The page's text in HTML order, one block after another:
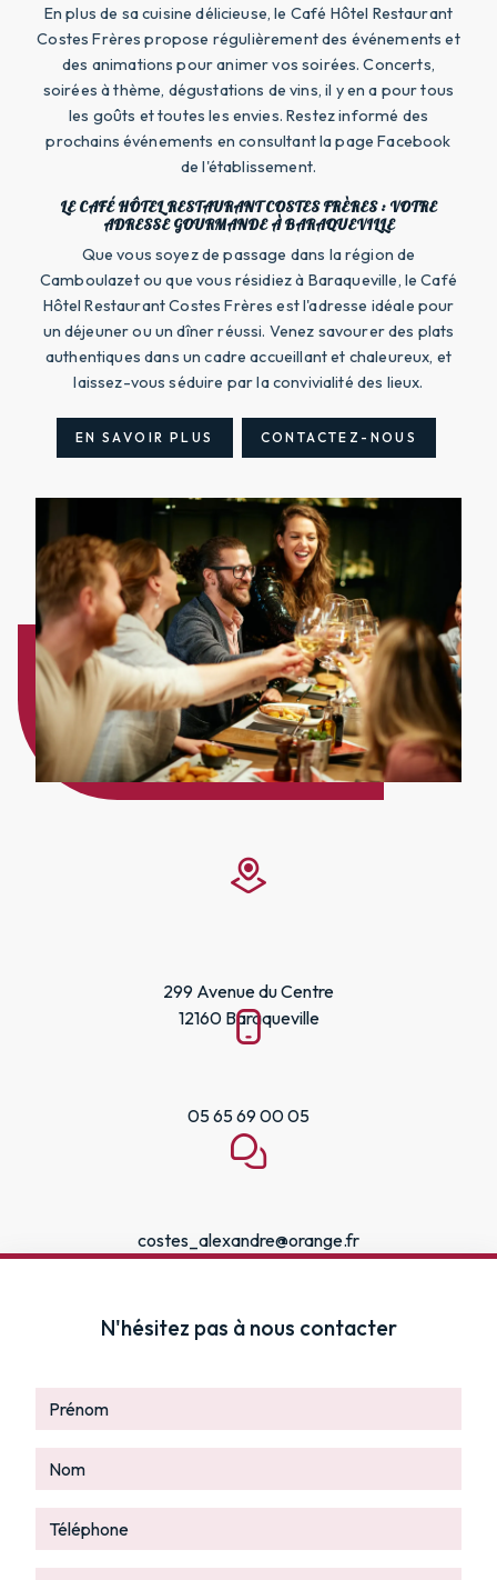
En plus de sa cuisine délicieuse, le Café Hôtel Restaurant
Costes Frères propose régulièrement des événements et
des animations pour animer vos soirées. Concerts,
soirées à thème, dégustations de vins, il y en a pour tous
les goûts et toutes les envies. Restez informé des
prochains événements en consultant la page Facebook
de l'établissement.
LE CAFÉ HÔTEL RESTAURANT COSTES FRÈRES : VOTRE
ADRESSE GOURMANDE À BARAQUEVILLE
Que vous soyez de passage dans la région de
Camboulazet ou que vous résidiez à Baraqueville, le Café
Hôtel Restaurant Costes Frères est l'adresse idéale pour
un déjeuner ou un dîner réussi. Venez savourer des plats
authentiques dans un cadre accueillant et chaleureux, et
laissez-vous séduire par la convivialité des lieux.
EN SAVOIR PLUS CONTACTEZ-NOUS
299 Avenue du Centre
12160 Baraqueville
05 65 69 00 05
costes_alexandre@orange.fr
N'hésitez pas à nous contacter